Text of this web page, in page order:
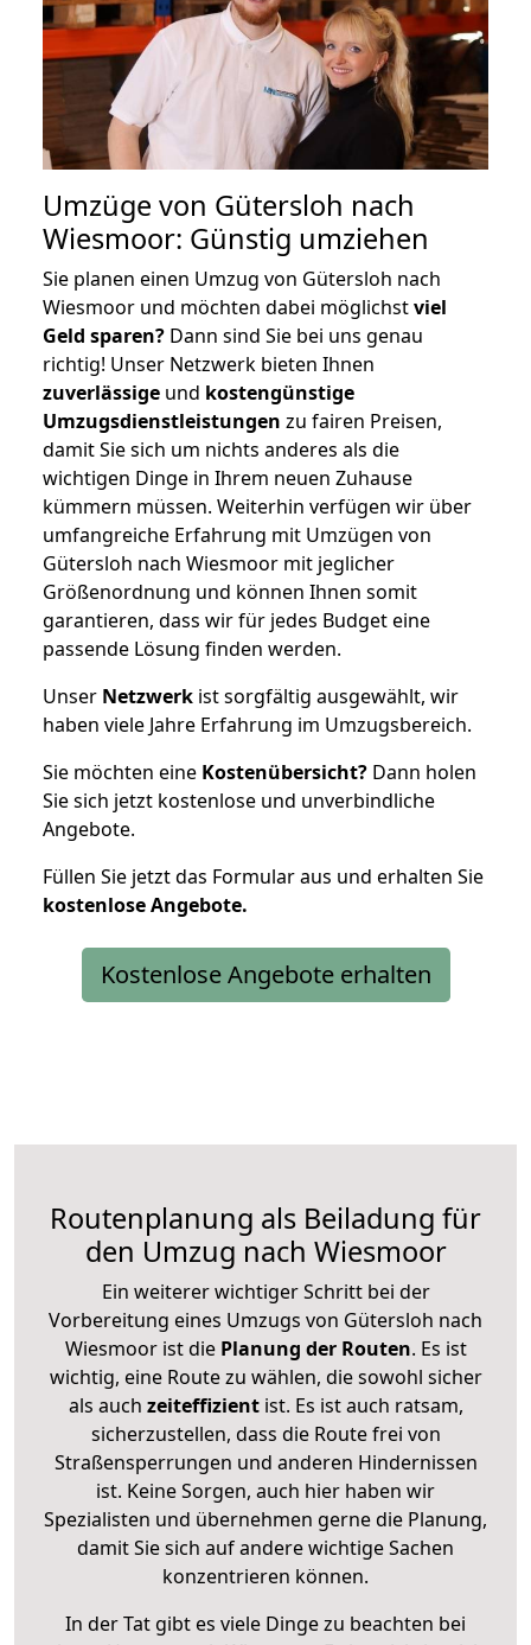
Umzüge von Gütersloh nach
Wiesmoor: Günstig umziehen
Sie planen einen Umzug von Gütersloh nach
Wiesmoor und möchten dabei möglichstviel
Geld sparen? Dann sind Sie bei uns genau
richtig! Unser Netzwerk bieten Ihnen
zuverlässige und kostengünstige
Umzugsdienstleistungen zu fairen Preisen,
damit Sie sich um nichts anderes als die
wichtigen Dinge in Ihrem neuen Zuhause
kümmern müssen. Weiterhin verfügen wir über
umfangreiche Erfahrung mit Umzügen von
Gütersloh nach Wiesmoor mit jeglicher
Größenordnung und können Ihnen somit
garantieren, dass wir für jedes Budget eine
passende Lösung finden werden.
Unser Netzwerk ist sorgfältig ausgewählt, wir
haben viele Jahre Erfahrung im Umzugsbereich.
Sie möchten eine Kostenübersicht? Dann holen
Sie sich jetzt kostenlose und unverbindliche
Angebote.
Füllen Sie jetzt das Formular aus und erhalten Sie
kostenloseAngebote.
Kostenlose Angebote erhalten
Routenplanung als Beiladung für
den Umzug nach Wiesmoor
Ein weiterer wichtiger Schritt bei der
Vorbereitung eines Umzugs von Gütersloh nach
Wiesmoor ist diePlanung der Routen. Es ist
wichtig, eine Route zu wählen, die sowohl sicher
als auch zeiteffizientist. Es ist auch ratsam,
sicherzustellen, dass die Route frei von
Straßensperrungen und anderen Hindernissen
ist. Keine Sorgen, auch hier haben wir
Spezialisten und übernehmen gerne die Planung,
damit Sie sich auf andere wichtige Sachen
konzentrieren können.
In der Tat gibt es viele Dinge zu beachten bei